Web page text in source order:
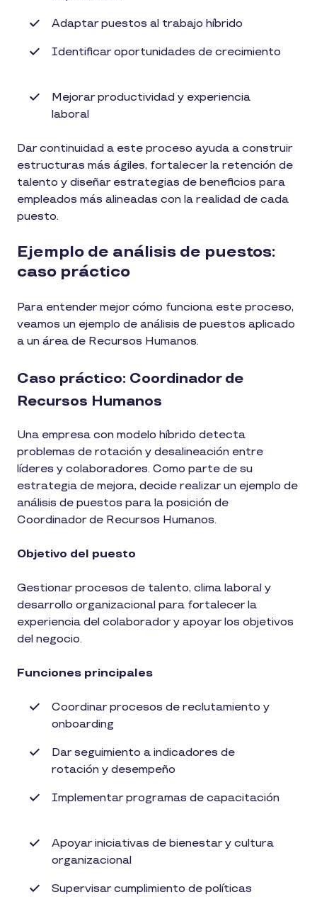
Adaptar puestos al trabajo híbrido
Identificar oportunidades de crecimiento
Mejorar productividad y experiencia
laboral
Dar continuidad a este proceso ayuda a construir
estructuras más ágiles, fortalecer la retención de
talento y diseñar estrategias de beneficios para
empleados más alineadas con la realidad de cada
puesto.
Ejemplo de análisis de puestos:
caso práctico
Para entender mejor cómo funciona este proceso,
veamos un ejemplo de análisis de puestos aplicado
a un área de Recursos Humanos.
Caso práctico: Coordinador de
Recursos Humanos
Una empresa con modelo híbrido detecta
problemas de rotación y desalineación entre
líderes y colaboradores. Como parte de su
estrategia de mejora, decide realizar un ejemplo de
análisis de puestos para la posición de
Coordinador de Recursos Humanos.
Objetivo del puesto
Gestionar procesos de talento, clima laboral y
desarrollo organizacional para fortalecer la
experiencia del colaborador y apoyar los objetivos
del negocio.
Funciones principales
Coordinar procesos de reclutamiento y
onboarding
Dar seguimiento a indicadores de
rotación y desempeño
Implementar programas de capacitación
Apoyar iniciativas de bienestar y cultura
organizacional
Supervisar cumplimiento de políticas